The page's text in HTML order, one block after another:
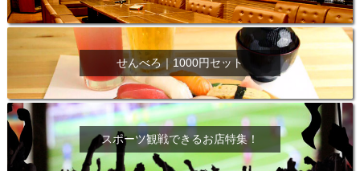
せんべろ｜1000円セット
スポーツ観戦できるお店特集！